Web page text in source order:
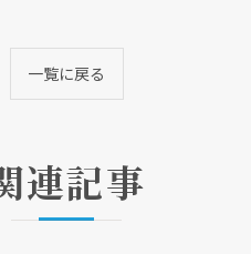
一覧に戻る
連記事